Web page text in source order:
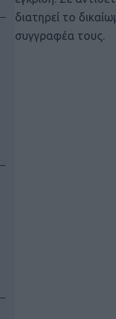
διατηρεί το
συγγραφέα τους.